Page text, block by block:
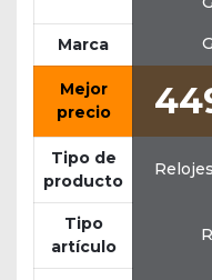
Marca
Mejor
precio
Tipo de
producto
Tipo
artículo